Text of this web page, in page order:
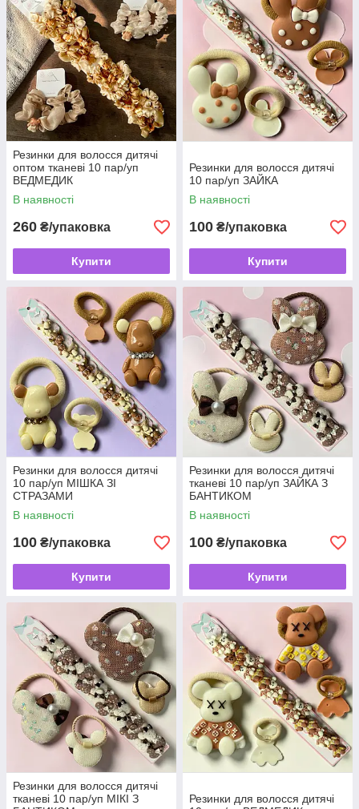
Резинки для волосся дитячі
оптом тканеві 10 пар/уп
ВЕДМЕДИК
В наявності
260 ₴/упаковка
Купити
Резинки для волосся дитячі
10 пар/уп ЗАЙКА
В наявності
100 ₴/упаковка
Купити
Резинки для волосся дитячі
10 пар/уп МІШКА ЗІ
СТРАЗАМИ
В наявності
100 ₴/упаковка
Купити
Резинки для волосся дитячі
тканеві 10 пар/уп ЗАЙКА З
БАНТИКОМ
В наявності
100 ₴/упаковка
Купити
Резинки для волосся дитячі
тканеві 10 пар/уп МІКІ З
Резинки для волосся дитячі